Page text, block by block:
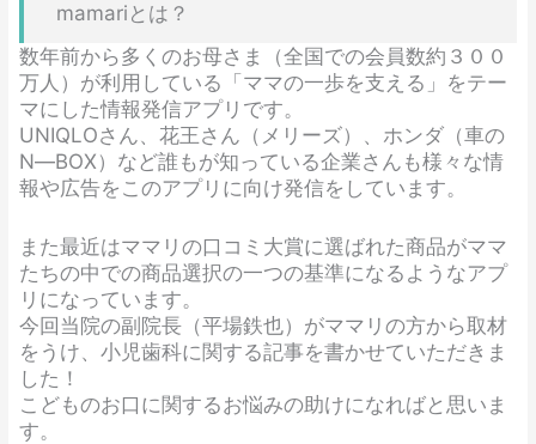
mamariとは？
数年前から多くのお母さま（全国での会員数約３００
万人）が利用している「ママの一歩を支える」をテー
マにした情報発信アプリです。
UNIQLOさん、花王さん（メリーズ）、ホンダ（車の
N―BOX）など誰もが知っている企業さんも様々な情
報や広告をこのアプリに向け発信をしています。
また最近はママリの口コミ大賞に選ばれた商品がママ
たちの中での商品選択の一つの基準になるようなアプ
リになっています。
今回当院の副院長（平場鉄也）がママリの方から取材
をうけ、小児歯科に関する記事を書かせていただきま
した！
こどものお口に関するお悩みの助けになればと思いま
す。